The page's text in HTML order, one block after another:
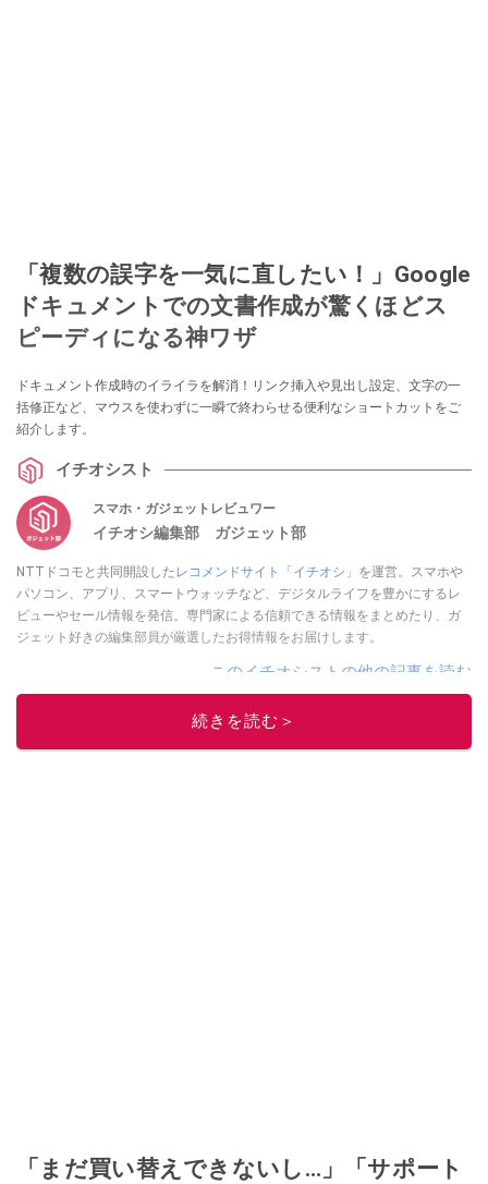
「複数の誤字を一気に直したい！」Google
ドキュメントでの文書作成が驚くほどス
ピーディになる神ワザ
ドキュメント作成時のイライラを解消！リンク挿入や見出し設定、文字の一
括修正など、マウスを使わずに一瞬で終わらせる便利なショートカットをご
紹介します。
イチオシスト
スマホ・ガジェットレビュワー
イチオシ編集部 ガジェット部
NTTドコモと共同開設したレコメンドサイト「イチオシ」 を運営。スマホや
パソコン、アプリ、スマートウォッチなど、デジタルライフを豊かにするレ
ビューやセール情報を発信。専門家による信頼できる情報をまとめたり、ガ
ジェット好きの編集部員が厳選したお得情報をお届けします。
このイチオシストの他の記事を読む
続きを読む＞
「まだ買い替えできないし…」「サポート